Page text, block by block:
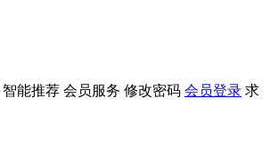
智能推荐 会员服务 修改密码 会员登录 求